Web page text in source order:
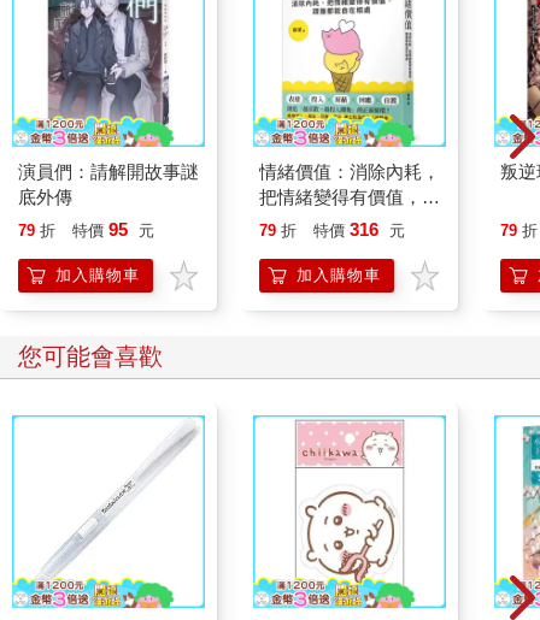
演員們：請解開故事謎
底外傳
79 折 特價 95 元
加入購物車
情緒價值：消除內耗，
把情緒變得有價值，跟
誰都能自在相處
79 折 特價 316 元
加入購物車
叛逆
79 折
您可能會喜歡